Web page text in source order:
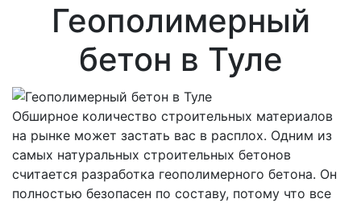
Геополимерный
бетон в Туле
Обширное количество строительных материалов
на рынке может застать вас в расплох. Одним из
самых натуральных строительных бетонов
считается разработка геополимерного бетона. Он
полностью безопасен по составу, потому что все